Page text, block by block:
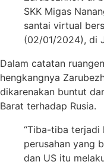
SKK Migas
santai virtual
(02/01/2024), di
Dalam catatan
hengkangnya
dikarenakan buntut
Barat terhadap Rusia.
“Tiba-tiba
perusahan yang
dan US itu